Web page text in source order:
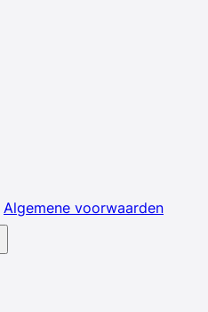
Algemene voorwaarden